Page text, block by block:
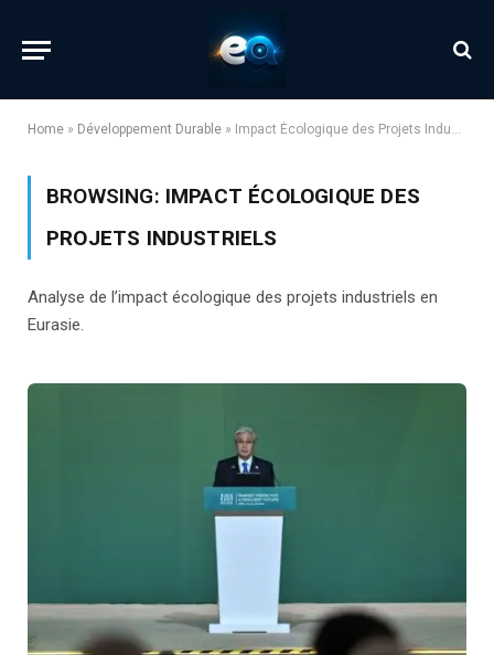
Home » Développement Durable » Impact Écologique des Projets Industriels
BROWSING: IMPACT ÉCOLOGIQUE DES
PROJETS INDUSTRIELS
Analyse de l’impact écologique des projets industriels en
Eurasie.